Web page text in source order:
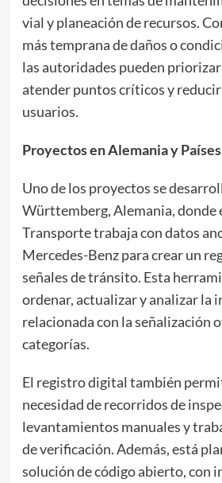
vial y planeación de recursos.
más temprana de daños o
las autoridades pueden
atender puntos críticos y
usuarios.
Proyectos en Alemania y
Uno de los proyectos se
Württemberg, Alemania, donde
Transporte trabaja con datos
Mercedes-Benz para crear un
señales de tránsito. Esta
ordenar, actualizar y analizar la
relacionada con la señalización
categorías.
El registro digital también
necesidad de recorridos de
levantamientos manuales y
de verificación. Además, está
solución de código abierto, con